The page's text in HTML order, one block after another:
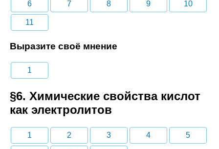
6 7 8 9 10
11
Выразите своё мнение
1
§6. Химические свойства кислот
как электролитов
1 2 3 4 5